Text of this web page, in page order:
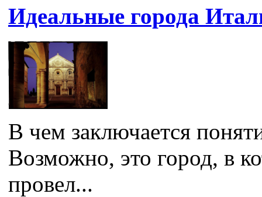
Идеальные города
В чем заключается
Возможно, это город, в
провел...